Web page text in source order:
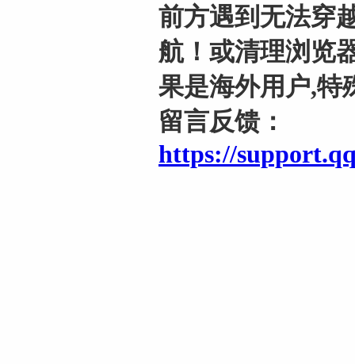
前方遇到无法穿
航！或清理浏览
果是海外用户,特
留言反馈：
https://